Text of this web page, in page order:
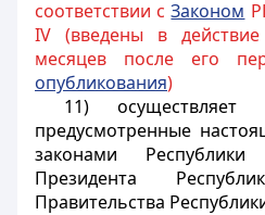
соответствии сЗаконом
IV (введены в
месяцев после его
опубликования)
11) осуществляет
предусмотренные
законами Республики
Президента
Правительства